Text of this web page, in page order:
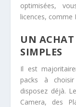
optimisées,
licences, comme
UN
SIMPLES
Il est
packs à
disposez déjà.
Camera, des